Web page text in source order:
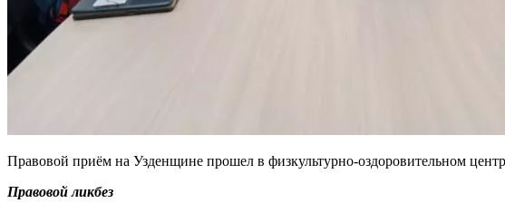
Правовой приём на Узденщине прошел в физкультурно-оздоровительном
Правовой ликбез